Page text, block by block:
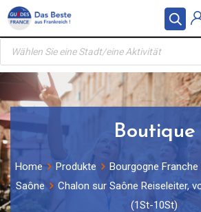
Skip
content
Products
search
Boutique
Home Produkte Bourgogne
Saône
Chalon sur Saône Reiseleiter,
(1St-10St)